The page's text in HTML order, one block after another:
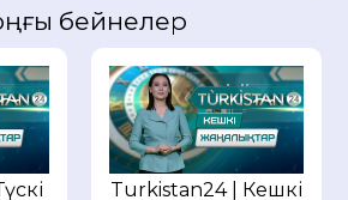
бейнелер
Turkistan24 | Кешкі